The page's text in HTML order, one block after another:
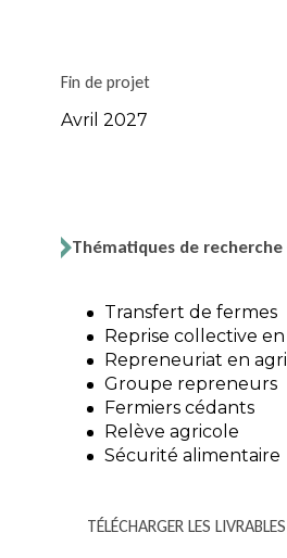
Fin de projet
Avril 2027
Thématiques de recherche
Transfert de fermes
Reprise collective
Repreneuriat en
Groupe repreneurs
Fermiers cédants
Relève agricole
Sécurité alimentaire
TÉLÉCHARGER LES LIVRABLES